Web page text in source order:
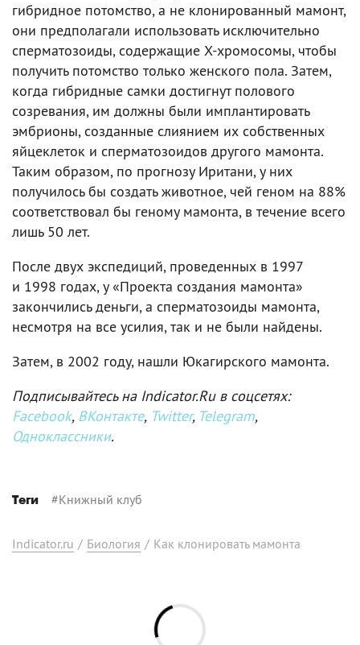
гибридное потомство, а не клонированный мамонт,
они предполагали использовать исключительно
сперматозоиды, содержащие X-хромосомы, чтобы
получить потомство только женского пола. Затем,
когда гибридные самки достигнут полового
созревания, им должны были имплантировать
эмбрионы, созданные слиянием их собственных
яйцеклеток и сперматозоидов другого мамонта.
Таким образом, по прогнозу Иритани, у них
получилось бы создать животное, чей геном на 88%
соответствовал бы геному мамонта, в течение всего
лишь 50 лет.
После двух экспедиций, проведенных в 1997
и 1998 годах, у «Проекта создания мамонта»
закончились деньги, а сперматозоиды мамонта,
несмотря на все усилия, так и не были найдены.
Затем, в 2002 году, нашли Юкагирского мамонта.
Подписывайтесь на Indicator.Ru в соцсетях:
Facebook, ВКонтакте, Twitter, Telegram,
Одноклассники.
Теги #Книжный клуб
Indicator.ru / Биология / Как клонировать мамонта